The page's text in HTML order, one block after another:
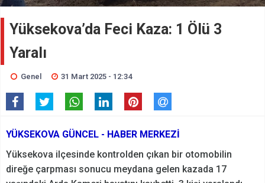
Yüksekova’da Feci Kaza: 1 Ölü 3
Yaralı
Genel 31 Mart 2025 - 12:34
YÜKSEKOVA GÜNCEL - HABER MERKEZİ
Yüksekova ilçesinde kontrolden çıkan bir otomobilin
direğe çarpması sonucu meydana gelen kazada 17